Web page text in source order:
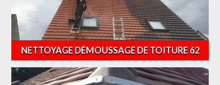
NETTOYAGE DÉMOUSSAGE DE TOITURE 62